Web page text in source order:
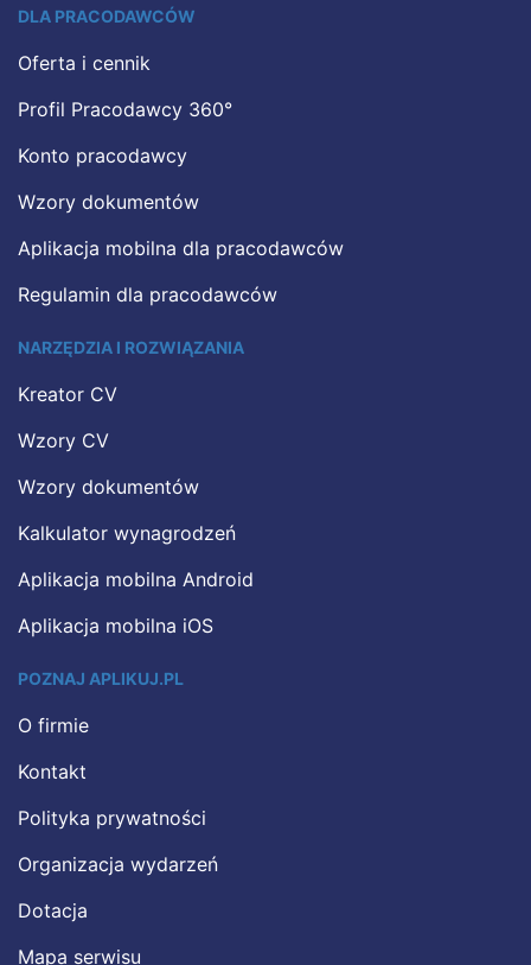
DLA PRACODAWCÓW
Oferta i cennik
Profil Pracodawcy 360°
Konto pracodawcy
Wzory dokumentów
Aplikacja mobilna dla pracodawców
Regulamin dla pracodawców
NARZĘDZIA I ROZWIĄZANIA
Kreator CV
Wzory CV
Wzory dokumentów
Kalkulator wynagrodzeń
Aplikacja mobilna Android
Aplikacja mobilna iOS
POZNAJ APLIKUJ.PL
O firmie
Kontakt
Polityka prywatności
Organizacja wydarzeń
Dotacja
Mapa serwisu